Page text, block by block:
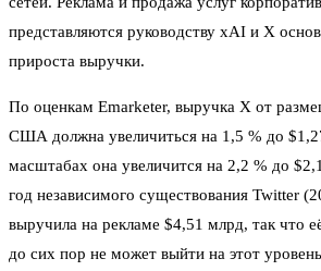
представляются руководству xAI и X
прироста выручки.
По оценкам Emarketer, выручка X от
США должна увеличиться на 1,5 % до
масштабах она увеличится на 2,2 % до
год независимого существования Twitter
выручила на рекламе $4,51 млрд, так что
до сих пор не может выйти на этот